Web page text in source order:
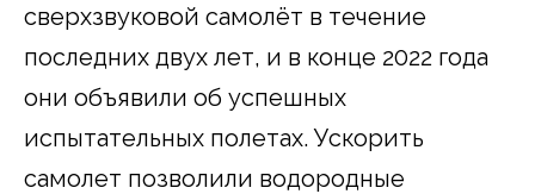
сверхзвуковой самолёт в течение
последних двух лет, и в конце 2022 года
они объявили об успешных
испытательных полетах. Ускорить
самолет позволили водородные